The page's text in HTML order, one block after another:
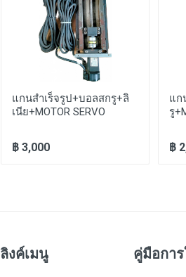
แกนสำเร็จรูป+บอลสกรู+ลิ
เนีย+MOTOR SERVO
฿ 3,000
แก
รู
฿
ลิงค์เมนู คู่มือกา